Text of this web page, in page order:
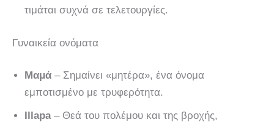
τιμάται συχνά σε τελετουργίες.
Γυναικεία ονόματα
Μαμά – Σημαίνει «μητέρα», ένα όνομα
εμποτισμένο με τρυφερότητα.
Illapa– Θεά του πολέμου και της βροχής,